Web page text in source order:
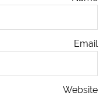
Email
Website